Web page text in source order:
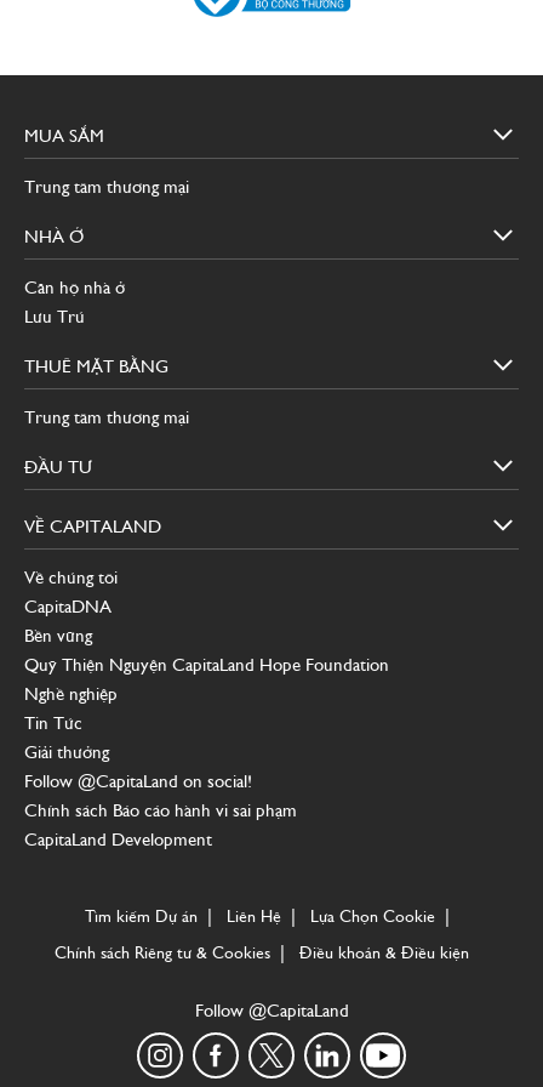
BỘ SƯU TẬP ẢNH
ĐĂNG KÝ NGAY
TIẾN ĐỘ XÂY DỰNG
footer
SẮM
MUA SẮM
Trung tâm thương mại
NHÀ
Ở
NHÀ Ở
Căn hộ nhà ở
Lưu Trú
MẶT
BẰNG
THUÊ MẶT BẰNG
Trung tâm thương mại
ĐẦU
TƯ
ĐẦU TƯ
VỀ
CAPITALAND
VỀ CAPITALAND
Về chúng tôi
CapitaDNA
Bền vững
Quỹ Thiện Nguyện CapitaLand Hope Foundation
Nghề nghiệp
Tin Tức
Giải thưởng
Follow @CapitaLand on social!
Chính sách Báo cáo hành vi sai phạm
CapitaLand Development
Tìm kiếm Dự án Liên Hệ
Lựa Chọn Cookie
Chính sách Riêng tư & Cookies
Điều khoản & Điều kiện
Follow @CapitaLand
instagramfacebooktwitterlinkedinyoutube-
global-